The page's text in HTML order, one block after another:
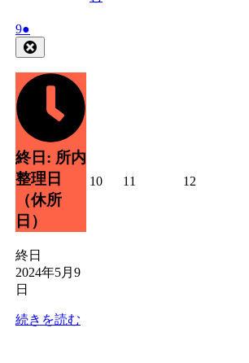
92024
年
5
月
9
●
件
の
イ
終日: 所内
整理日
（休所
日）
終日
2024年5月9
日
続きを読む
10202411 12